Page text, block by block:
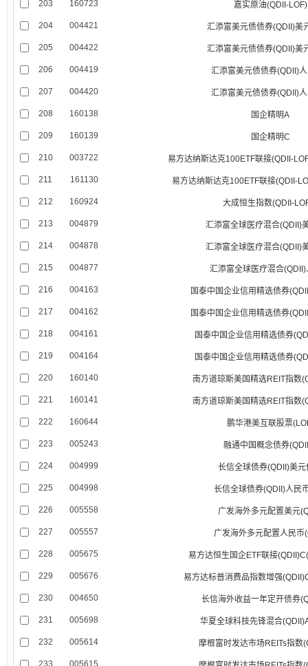
203 160723 嘉实原油(QDII-LOF)
204 004421 汇添富美元债债券(QDII)美
205 004422 汇添富美元债债券(QDII)美
206 004419 汇添富美元债债券(QDII)
207 004420 汇添富美元债债券(QDII)
208 160138 国企精明A
209 160139 国企精明C
210 003722 易方达纳斯达克100ETF联接(QDII-
211 161130 易方达纳斯达克100ETF联接(QDII-
212 160924 大成恒生指数(QDII-
213 004879 汇添富全球医疗混合(QDII)
214 004878 汇添富全球医疗混合(QDII)
215 004877 汇添富全球医疗混合
216 004163 国泰中国企业信用精选债券
217 004162 国泰中国企业信用精选债券
218 004161 国泰中国企业信用精选债券
219 004164 国泰中国企业信用精选债券
220 160140 南方道琼斯美国精选REIT指数
221 160141 南方道琼斯美国精选REIT指数
222 160644 鹏华港美互联股票
223 005243 融通中国概念债券
224 004999 长信全球债券(QDII)美
225 004998 长信全球债券(QDII)人民
226 005558 广发海外多元配置美元
227 005557 广发海外多元配置人民币
228 005675 易方达恒生国企ETF联接
229 005676 易方达标普消费品指数增强
230 004650 长信海外收益一年定开债券
231 005698 华夏全球科技先锋混合
232 005614 摩根富时发达市场REITs指数
233 005615